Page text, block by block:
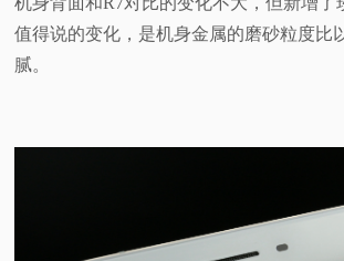
值得说的变化，是机身金属的磨砂粒度比
腻。